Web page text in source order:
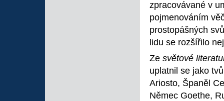
zpracovávané v
pojmenováním
prostopášných
lidu se rozšířilo
Ze světové
uplatnil se jako
Ariosto, Španěl
Němec Goethe,